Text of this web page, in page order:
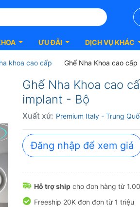
ƯU ĐÃI DỊCH VỤ KHÁC
khoa cao cấp Ghế Nha Khoa cao
Ghế Nha Khoa cao
implant - Bộ
Xuất xứ: Premium Italy - Trung
Đăng nhập để xem giá
Hỗ trợ ship cho đơn hàng từ
Freeship 20K đơn đơn từ 1 triệu